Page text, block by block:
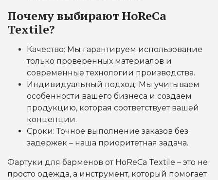
Почему выбирают HoReCa
Textile?
Качество: Мы гарантируем использование
только проверенных материалов и
современные технологии производства.
Индивидуальный подход: Мы учитываем
особенности вашего бизнеса и создаем
продукцию, которая соответствует вашей
концепции.
Сроки: Точное выполнение заказов без
задержек – наша приоритетная задача.
Фартуки для барменов от HoReCa Textile – это не
просто одежда, а инструмент, который помогает